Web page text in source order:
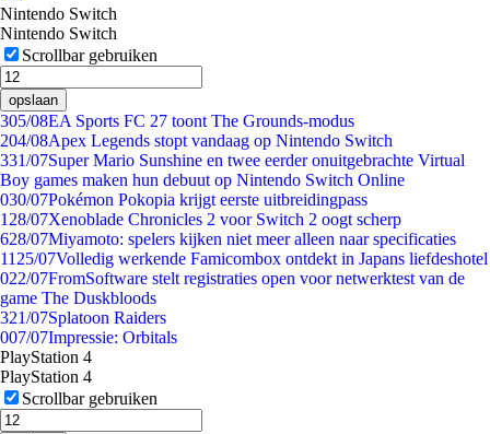
Nintendo Switch
Nintendo Switch
Scrollbar gebruiken
opslaan
305/08EA Sports FC 27 toont The Grounds-modus
204/08Apex Legends stopt vandaag op Nintendo Switch
331/07Super Mario Sunshine en twee eerder onuitgebrachte Virtual
Boy games maken hun debuut op Nintendo Switch Online
030/07Pokémon Pokopia krijgt eerste uitbreidingpass
1 28/07Xenoblade Chronicles 2 voor Switch 2 oogt scherp
628/07Miyamoto: spelers kijken niet meer alleen naar specificaties
11 25/07Volledig werkende Famicombox ontdekt in Japans liefdeshotel
022/07FromSoftware stelt registraties open voor netwerktest van de
game The Duskbloods
321/07Splatoon Raiders
007/07Impressie: Orbitals
PlayStation 4
PlayStation 4
Scrollbar gebruiken